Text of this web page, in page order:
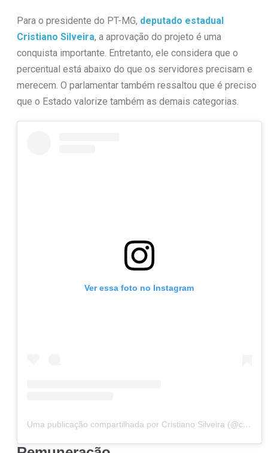
Para o presidente do PT-MG, deputado estadual
Cristiano Silveira, a aprovação do projeto é uma
conquista importante. Entretanto, ele considera que o
percentual está abaixo do que os servidores precisam e
merecem. O parlamentar também ressaltou que é preciso
que o Estado valorize também as demais categorias.
Ver essa foto no Instagram
Uma publicação compartilhada por Cristiano Silveira (@cristianosilveiramg)